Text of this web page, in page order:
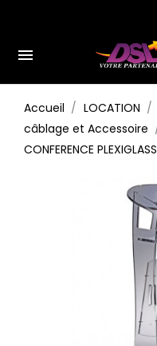

Accueil LOCATION
câblage et Accessoire
CONFERENCE PLEXIGLASS